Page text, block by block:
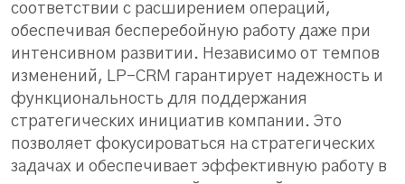
соответствии с расширением операций,
обеспечивая бесперебойную работу даже при
интенсивном развитии. Независимо от темпов
изменений, LP-CRM гарантирует надежность и
функциональность для поддержания
стратегических инициатив компании. Это
позволяет фокусироваться на стратегических
задачах и обеспечивает эффективную работу в